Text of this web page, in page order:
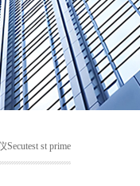
st prime